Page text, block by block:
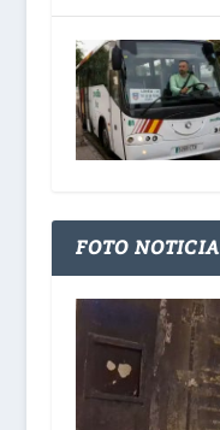
FOTO NOTICIA